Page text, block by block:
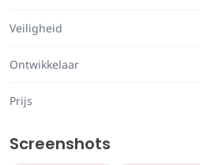
Veiligheid
Ontwikkelaar
Prijs
Screenshots